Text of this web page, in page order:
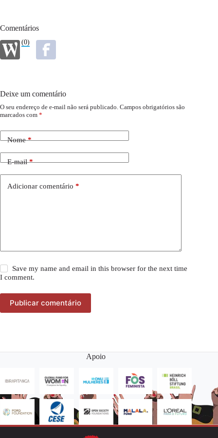
Comentários
(0)
Deixe um comentário
O seu endereço de e-mail não será publicado. Campos obrigatórios são
marcados com *
Nome*
E-mail*
Adicionar comentário *
Save my name and email in this browser for the next time
I comment.
Publicar comentário
Apoio